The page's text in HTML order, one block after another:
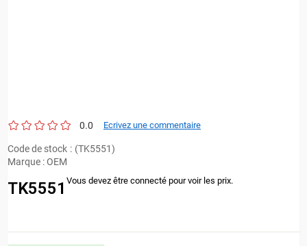
0.0 Ecrivez une commentaire
Code de stock
(TK5551)
Marque :OEM
TK5551 Vous devez être connecté pour voir les prix.